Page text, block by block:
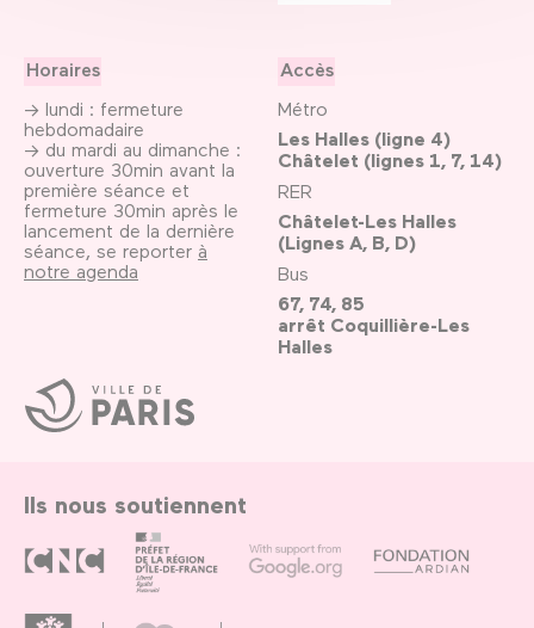
Ville
de
Paris
Horaires
→ lundi : fermeture
hebdomadaire
→ du mardi au dimanche :
ouverture 30min avant la
première séance et
fermeture 30min après le
lancement de la dernière
séance, se reporter à
notre agenda
Accès
Métro
Les Halles (ligne 4)
Châtelet (lignes 1, 7, 14)
RER
Châtelet-Les Halles
(Lignes A, B, D)
Bus
67, 74, 85
arrêt Coquillière-Les
Halles
Ils nous soutiennent